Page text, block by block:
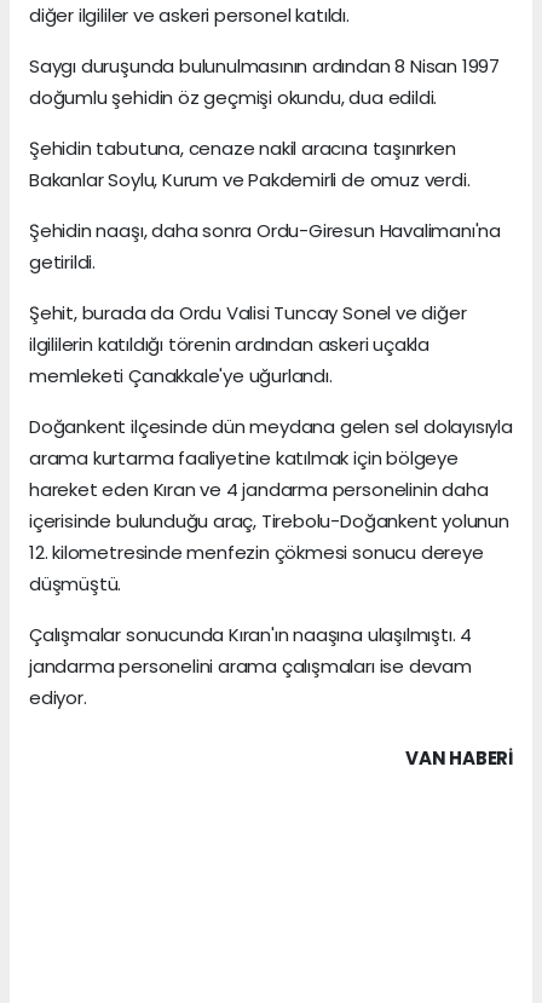
diğer ilgililer ve askeri personel katıldı.
Saygı duruşunda bulunulmasının ardından 8 Nisan 1997
doğumlu şehidin öz geçmişi okundu, dua edildi.
Şehidin tabutuna, cenaze nakil aracına taşınırken
Bakanlar Soylu, Kurum ve Pakdemirli de omuz verdi.
Şehidin naaşı, daha sonra Ordu-Giresun Havalimanı'na
getirildi.
Şehit, burada da Ordu Valisi Tuncay Sonel ve diğer
ilgililerin katıldığı törenin ardından askeri uçakla
memleketi Çanakkale'ye uğurlandı.
Doğankent ilçesinde dün meydana gelen sel dolayısıyla
arama kurtarma faaliyetine katılmak için bölgeye
hareket eden Kıran ve 4 jandarma personelinin daha
içerisinde bulunduğu araç, Tirebolu-Doğankent yolunun
12. kilometresinde menfezin çökmesi sonucu dereye
düşmüştü.
Çalışmalar sonucunda Kıran'ın naaşına ulaşılmıştı. 4
jandarma personelini arama çalışmaları ise devam
ediyor.
VAN HABERİ